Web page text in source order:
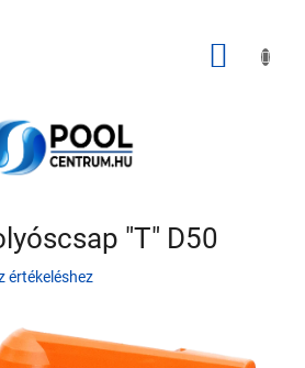
KOSÁR
"T" D50
értékeléshez